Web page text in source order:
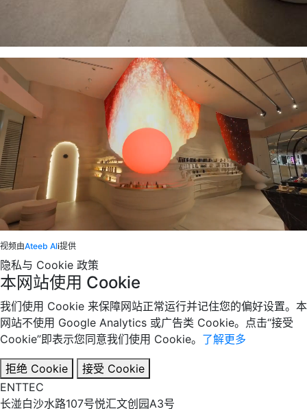
视频由Ateeb Ali提供
隐私与 Cookie 政策
本网站使用 Cookie
我们使用 Cookie 来保障网站正常运行并记住您的偏好设置。本
网站不使用 Google Analytics 或广告类 Cookie。点击“接受
Cookie”即表示您同意我们使用 Cookie。 了解更多
拒绝 Cookie
接受 Cookie
ENTTEC
长湴白沙水路107号悦汇文创园A3号